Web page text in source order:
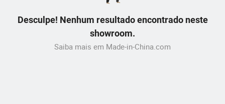
Desculpe! Nenhum resultado encontrado neste
showroom.
Saiba mais em Made-in-China.com